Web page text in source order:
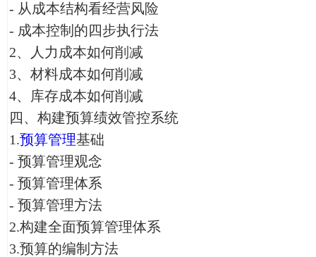
- 从成本结构看经营风险
- 成本控制的四步执行法
2、人力成本如何削减
3、材料成本如何削减
4、库存成本如何削减
四、构建预算绩效管控系统
1.预算管理基础
- 预算管理观念
- 预算管理体系
- 预算管理方法
2.构建全面预算管理体系
3.预算的编制方法